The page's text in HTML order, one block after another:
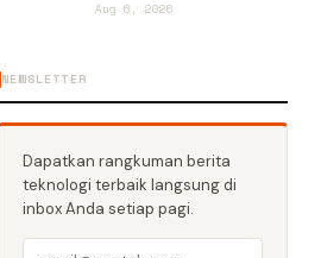
Aug 6, 2026
NEWSLETTER
Dapatkan rangkuman berita
teknologi terbaik langsung di
inbox Anda setiap pagi.